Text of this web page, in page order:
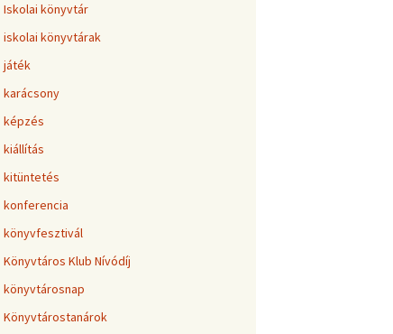
Iskolai könyvtár
iskolai könyvtárak
játék
karácsony
képzés
kiállítás
kitüntetés
konferencia
könyvfesztivál
Könyvtáros Klub Nívódíj
könyvtárosnap
Könyvtárostanárok